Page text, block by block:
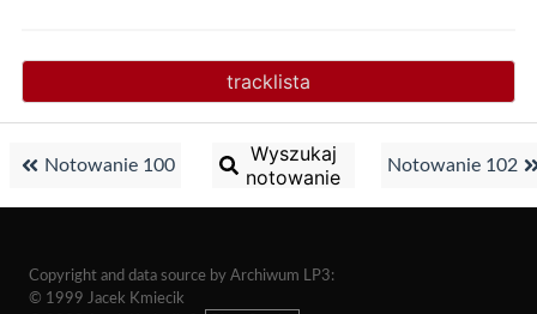
tracklista
Notowanie 100
Wyszukaj
notowanie
Notowanie 102
Copyright and data source by Archiwum LP3:
© 1999 Jacek Kmiecik